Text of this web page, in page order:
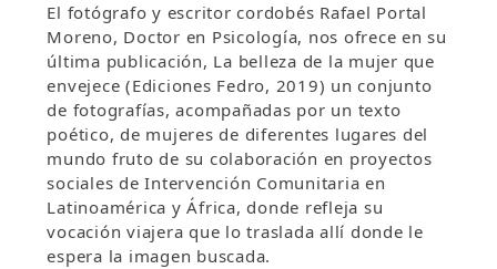
El fotógrafo y escritor cordobés Rafael Portal
Moreno, Doctor en Psicología, nos ofrece en su
última publicación, La belleza de la mujer que
envejece (Ediciones Fedro, 2019) un conjunto
de fotografías, acompañadas por un texto
poético, de mujeres de diferentes lugares del
mundo fruto de su colaboración en proyectos
sociales de Intervención Comunitaria en
Latinoamérica y África, donde refleja su
vocación viajera que lo traslada allí donde le
espera la imagen buscada.